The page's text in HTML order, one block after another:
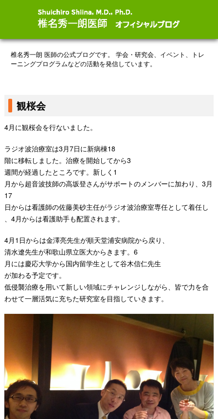
椎名秀一朗 医師の公式ブログです。
学会・研究会、イベント、トレ
ーニングプログラムなどの活動を発信しています。
観桜会
4月 に観桜会を行ないました。
ラジオ波治療室は3月7日に新病棟18
階に移転しました。治療を開始してから3
週間が経過したところです。 新しく 1
月から超音波技師の高坂登さんがサポートのメンバーに加わり、 3月
17
日からは看護師の佐藤美砂主任がラジオ波治療室専任として着任し
、 4月からは看護助手も配置されます。
4月 1 日からは金澤亮先生が順天堂浦安病院から戻り 、
清水遼先生が和歌山県立医大からき ます。 6
月には慶応大学から国内留学生として谷木信仁先生
が加わる予定です。
低侵襲治療を用いて新しい領域にチャレンジしながら、皆で力を合
わせて一層活気に充ちた研究室を目指していきます。